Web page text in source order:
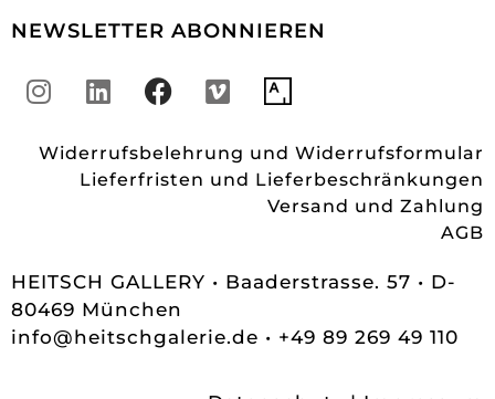
NEWSLETTER ABONNIEREN
Widerrufsbelehrung und Widerrufsformular
Lieferfristen und Lieferbeschränkungen
Versand und Zahlung
AGB
HEITSCH GALLERY • Baaderstrasse. 57 • D-
80469 München
info@heitschgalerie.de • +49 89 269 49 110